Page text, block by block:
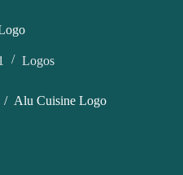
Logos
/ Alu Cuisine Logo